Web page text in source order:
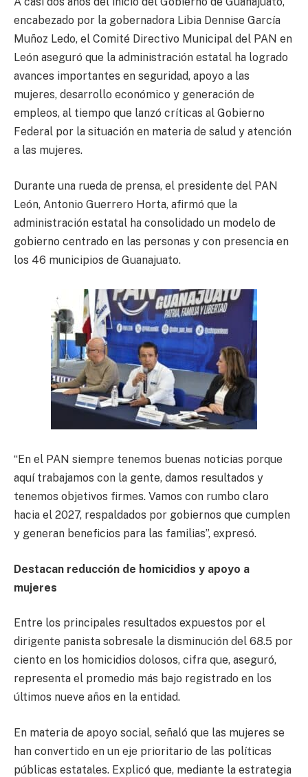
encabezado por la gobernadora Libia Dennise García
Muñoz Ledo, el Comité Directivo Municipal del PAN en
León aseguró que la administración estatal ha logrado
avances importantes en seguridad, apoyo a las
mujeres, desarrollo económico y generación de
empleos, al tiempo que lanzó críticas al Gobierno
Federal por la situación en materia de salud y atención
a las mujeres.
Durante una rueda de prensa, el presidente del PAN
León, Antonio Guerrero Horta, afirmó que la
administración estatal ha consolidado un modelo de
gobierno centrado en las personas y con presencia en
los 46 municipios de Guanajuato.
“En el PAN siempre tenemos buenas noticias porque
aquí trabajamos con la gente, damos resultados y
tenemos objetivos firmes. Vamos con rumbo claro
hacia el 2027, respaldados por gobiernos que cumplen
y generan beneficios para las familias”, expresó.
Destacan reducción de homicidios y apoyo a
mujeres
Entre los principales resultados expuestos por el
dirigente panista sobresale la disminución del 68.5 por
ciento en los homicidios dolosos, cifra que, aseguró,
representa el promedio más bajo registrado en los
últimos nueve años en la entidad.
En materia de apoyo social, señaló que las mujeres se
han convertido en un eje prioritario de las políticas
públicas estatales. Explicó que, mediante la estrategia